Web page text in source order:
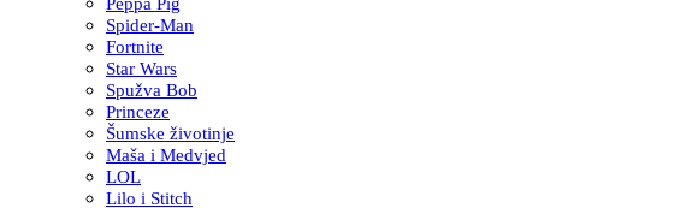
Spider-Man
Fortnite
Star Wars
Spužva Bob
Princeze
Šumske životinje
Maša i Medvjed
LOL
Lilo i Stitch